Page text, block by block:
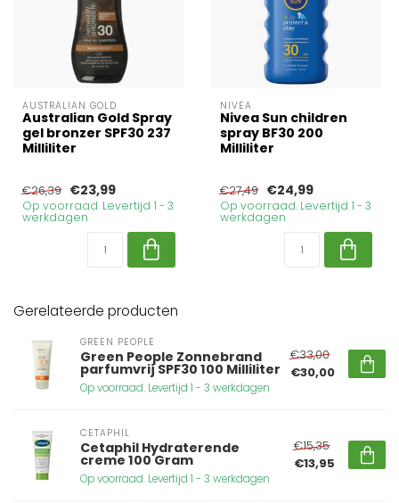
AUSTRALIAN GOLD
Australian Gold Spray
gel bronzer SPF30 237
Milliliter
€26,39 €23,99
Op voorraad. Levertijd 1 - 3
werkdagen
NIVEA
Nivea Sun children
spray BF30 200
Milliliter
€27,49 €24,99
Op voorraad. Levertijd 1 - 3
werkdagen
Gerelateerde producten
GREEN PEOPLE
Green People Zonnebrand
parfumvrij SPF30 100 Milliliter
Op voorraad. Levertijd 1 - 3 werkdagen
€33,00
€30,00
CETAPHIL
Cetaphil Hydraterende
creme 100 Gram
Op voorraad. Levertijd 1 - 3 werkdagen
€15,35
€13,95